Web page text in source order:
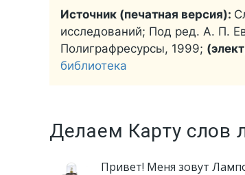
Источник (печатная версия):
исследований; Под ред. А. П.
Полиграфресурсы, 1999;
библиотека
Делаем Карту слов
Привет! Меня зовут